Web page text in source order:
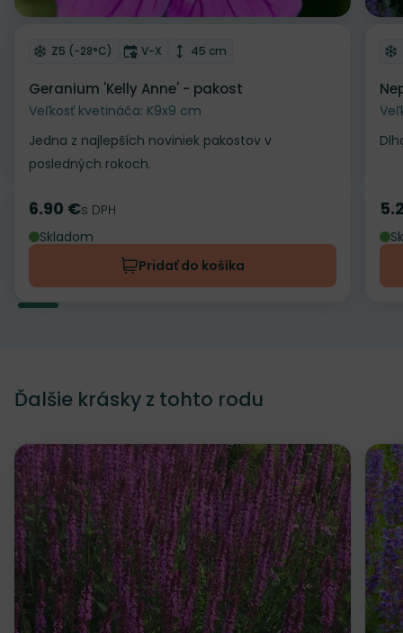
Odober do zoznamu želaní
Mrazuvzdornosť
Z5 (-28°C) Doba kvitnutia
V-X Výška rastliny
45 cm
Geranium 'Kelly Anne' - pakost
Veľkosť kvetináča: K9x9 cm
Jedna z najlepších noviniek pakostov v
posledných rokoch.
Cena
6.90 €s DPH
Skladom
Pridať do košíka
Ďalšie krásky z tohto rodu